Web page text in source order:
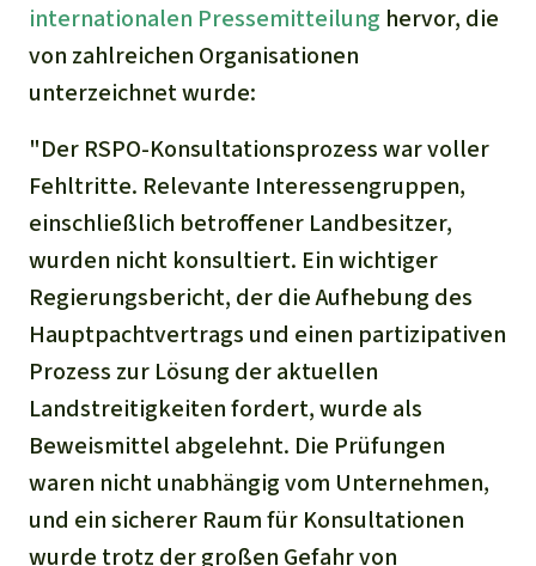
internationalen Pressemitteilung hervor, die
von zahlreichen Organisationen
unterzeichnet wurde:
"Der RSPO-Konsultationsprozess war voller
Fehltritte. Relevante Interessengruppen,
einschließlich betroffener Landbesitzer,
wurden nicht konsultiert. Ein wichtiger
Regierungsbericht, der die Aufhebung des
Hauptpachtvertrags und einen partizipativen
Prozess zur Lösung der aktuellen
Landstreitigkeiten fordert, wurde als
Beweismittel abgelehnt. Die Prüfungen
waren nicht unabhängig vom Unternehmen,
und ein sicherer Raum für Konsultationen
wurde trotz der großen Gefahr von